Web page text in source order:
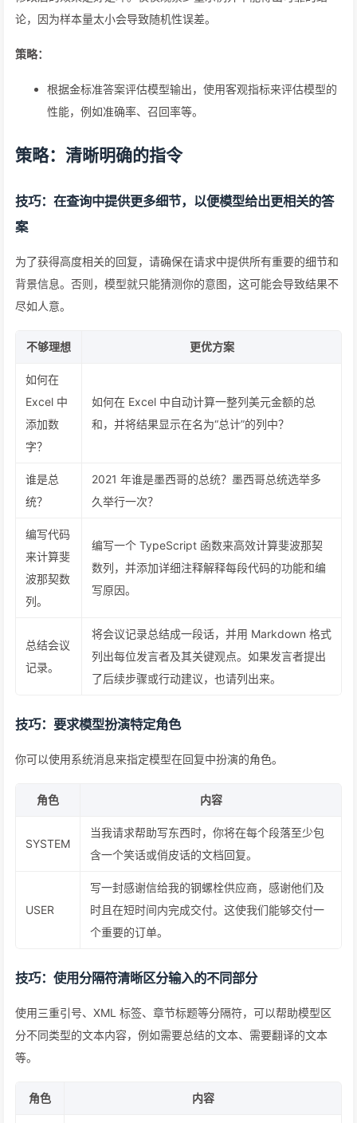
论，因为样本量太小会导致随机性误差。
策略：
根据金标准答案评估模型输出，使用客观指标来评估模型的
性能，例如准确率、召回率等。
策略：清晰明确的指令
技巧：在查询中提供更多细节，以便模型给出更相关的答
案
为了获得高度相关的回复，请确保在请求中提供所有重要的细节和
背景信息。否则，模型就只能猜测你的意图，这可能会导致结果不
尽如人意。
不够理想 更优方案
如何在
Excel 中
添加数
字？
如何在 Excel 中自动计算一整列美元金额的总
和，并将结果显示在名为“总计”的列中？
谁是总
统？
2021 年谁是墨西哥的总统？墨西哥总统选举多
久举行一次？
编写代码
来计算斐
波那契数
列。
编写一个 TypeScript 函数来高效计算斐波那契
数列，并添加详细注释解释每段代码的功能和编
写原因。
总结会议
记录。
将会议记录总结成一段话，并用 Markdown 格式
列出每位发言者及其关键观点。如果发言者提出
了后续步骤或行动建议，也请列出来。
技巧：要求模型扮演特定角色
你可以使用系统消息来指定模型在回复中扮演的角色。
角色 内容
SYSTEM
当我请求帮助写东西时，你将在每个段落至少包
含一个笑话或俏皮话的文档回复。
USER
写一封感谢信给我的钢螺栓供应商，感谢他们及
时且在短时间内完成交付。这使我们能够交付一
个重要的订单。
技巧：使用分隔符清晰区分输入的不同部分
使用三重引号、XML 标签、章节标题等分隔符，可以帮助模型区
分不同类型的文本内容，例如需要总结的文本、需要翻译的文本
等。
角色 内容